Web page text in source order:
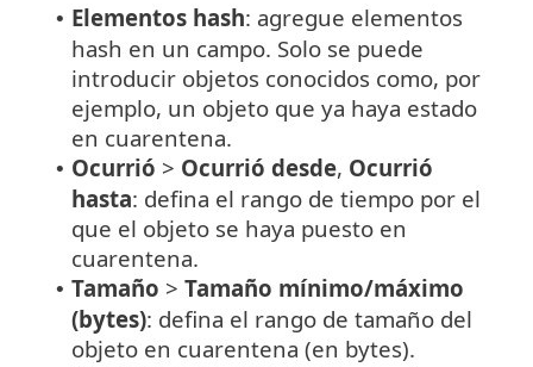
• Elementos hash: agregue elementos
hash en un campo. Solo se puede
introducir objetos conocidos como, por
ejemplo, un objeto que ya haya estado
en cuarentena.
• Ocurrió > Ocurrió desde, Ocurrió
hasta: defina el rango de tiempo por el
que el objeto se haya puesto en
cuarentena.
• Tamaño > Tamaño mínimo/máximo
(bytes): defina el rango de tamaño del
objeto en cuarentena (en bytes).